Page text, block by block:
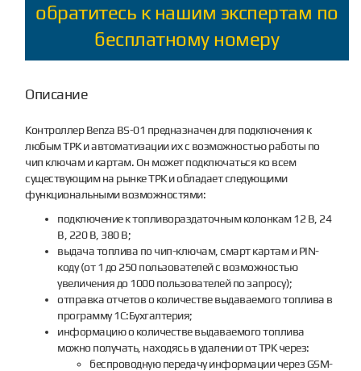
обратитесь к нашим экспертам по
бесплатному номеру
Описание
Контроллер Benza BS-01 предназначен для подключения к
любым ТРК и автоматизации их с возможностью работы по
чип ключам и картам. Он может подключаться ко всем
существующим на рынке ТРК и обладает следующими
функциональными возможностями:
подключение к топливораздаточным колонкам 12 В, 24
В, 220 В, 380 В;
выдача топлива по чип-ключам, смарт картам и PIN-
коду (от 1 до 250 пользователей с возможностью
увеличения до 1000 пользователей по запросу);
отправка отчетов о количестве выдаваемого топлива в
программу 1С:Бухгалтерия;
информацию о количестве выдаваемого топлива
можно получать, находясь в удалении от ТРК через:
беспроводную передачу информации через GSM-